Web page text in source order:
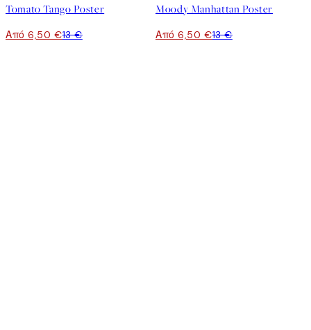
Tomato Tango Poster
Από 6,50 €13 €
Moody Manhattan Poster
Από 6,50 €13 €